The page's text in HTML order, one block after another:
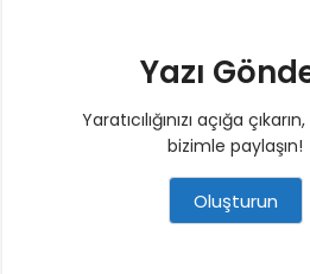
Yazı
Yaratıcılığınızı açığa
bizimle paylaşın!
Oluşturun